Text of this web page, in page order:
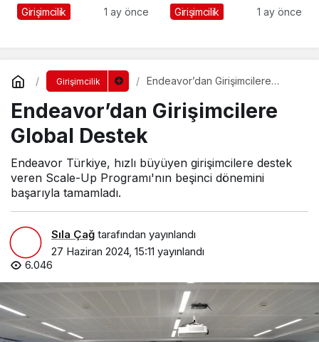
Girişimcilik 1 ay önce
267 Genç Daha
Girişimcilik 1 ay önce
Girişimcilik
Endeavor’dan Girişimcilere
Endeavor’dan Girişimcilere
Global Destek
Endeavor Türkiye, hızlı büyüyen girişimcilere destek
veren Scale-Up Programı'nın beşinci dönemini
başarıyla tamamladı.
Sıla Çağ tarafından yayınlandı
27 Haziran 2024, 15:11 yayınlandı
6.046